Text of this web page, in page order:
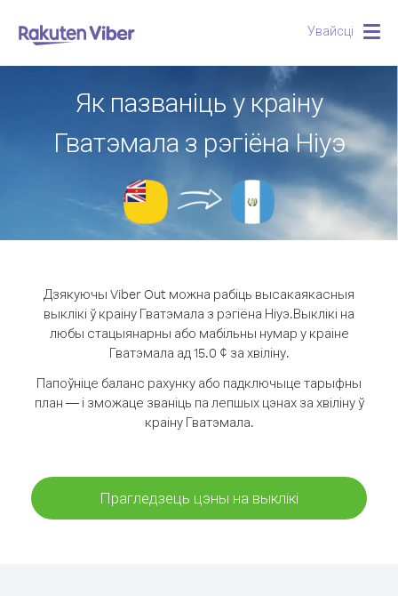
Увайсці
Як пазваніць у краіну
Гватэмала з рэгіёна Ніуэ
Дзякуючы Viber Out можна рабіць высакаякасныя
выклікі ў краіну Гватэмала з рэгіёна Ніуэ.Выклікі на
любы стацыянарны або мабільны нумар у краіне
Гватэмала ад 15.0 ¢ за хвіліну.
Папоўніце баланс рахунку або падключыце тарыфны
план — і зможаце званіць па лепшых цэнах за хвіліну ў
краіну Гватэмала.
Прагледзець цэны на выклікі